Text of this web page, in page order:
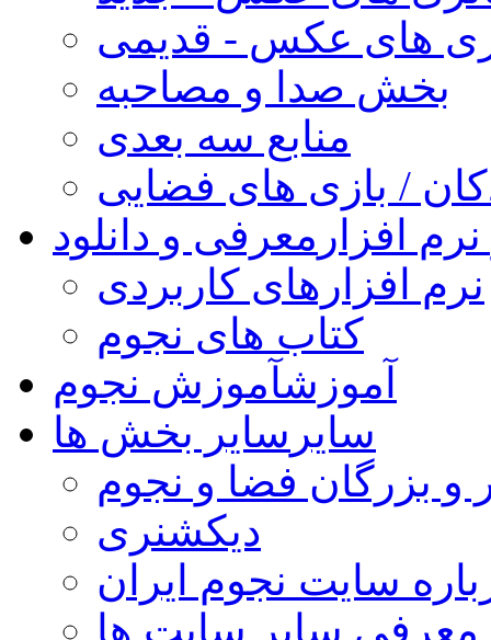
های عکس - قدیمی
بخش صدا و مصاحبه
منابع سه بعدی
/ بازی های فضایی
افزار معرفی و دانلود
نرم افزارهای کاربردی
کتاب های نجوم
آموزشآموزش نجوم
سایر سایر بخش ها
و بزرگان فضا و نجوم
دیکشنری
سایت نجوم ایران
معرفی سایر سایت ها